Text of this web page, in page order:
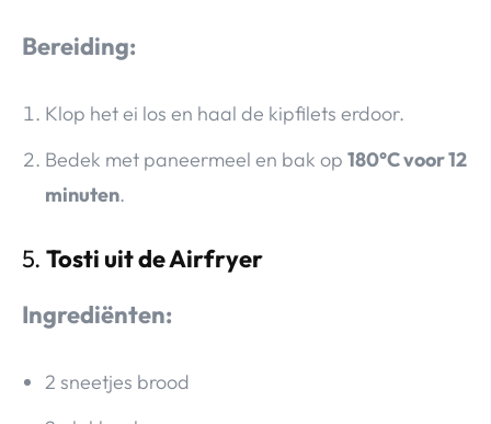
Bereiding:
Klop het ei los en haal de kipfilets erdoor.
Bedek met paneermeel en bak op 180°C voor 12
minuten.
5. Tosti uit de Airfryer
Ingrediënten:
2 sneetjes brood